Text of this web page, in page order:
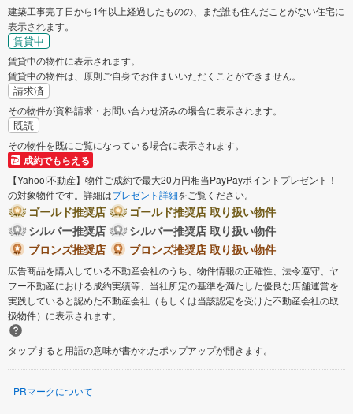
建築工事完了日から1年以上経過したものの、まだ誰も住んだことがない住宅に
表示されます。
賃貸中
賃貸中の物件に表示されます。
賃貸中の物件は、原則ご自身でお住まいいただくことができません。
請求済
その物件が資料請求・お問い合わせ済みの場合に表示されます。
既読
その物件を既にご覧になっている場合に表示されます。
成約でもらえる
【Yahoo!不動産】物件ご成約で最大20万円相当PayPayポイントプレゼント！
の対象物件です。詳細はプレゼント詳細をご覧ください。
ゴールド推奨店
ゴールド推奨店 取り扱い物件
シルバー推奨店
シルバー推奨店 取り扱い物件
ブロンズ推奨店
ブロンズ推奨店 取り扱い物件
広告商品を購入している不動産会社のうち、物件情報の正確性、法令遵守、ヤ
フー不動産における成約実績等、当社所定の基準を満たした優良な店舗運営を
実践していると認めた不動産会社（もしくは当該認定を受けた不動産会社の取
扱物件）に表示されます。
タップすると用語の意味が書かれたポップアップが開きます。
PRマークについて